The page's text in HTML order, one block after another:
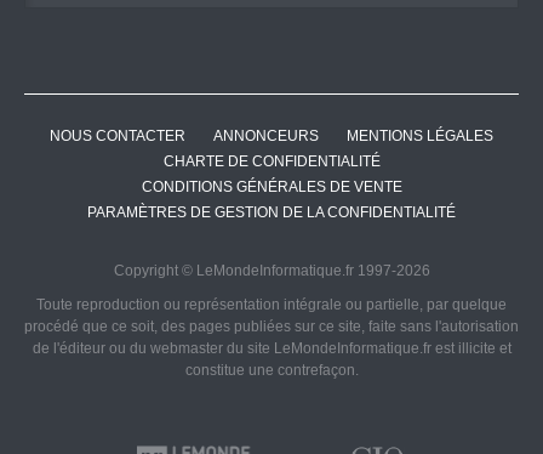
NOUS CONTACTER ANNONCEURS
MENTIONS LÉGALES
CHARTE DE CONFIDENTIALITÉ
CONDITIONS GÉNÉRALES DE VENTE
PARAMÈTRES DE GESTION DE LA CONFIDENTIALITÉ
Copyright © LeMondeInformatique.fr 1997-2026
Toute reproduction ou représentation intégrale ou partielle, par quelque
procédé que ce soit, des pages publiées sur ce site, faite sans l'autorisation
de l'éditeur ou du webmaster du site LeMondeInformatique.fr est illicite et
constitue une contrefaçon.